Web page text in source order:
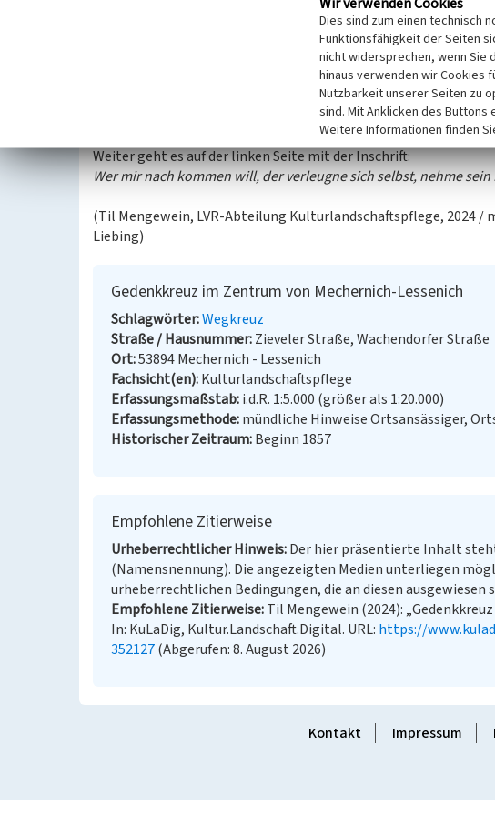
Der Sockel ist mit einem Kruzifix bekrönt, welcher leichte
Das Kreuz besitzt auf der straßenzugewandten Seite eine sehr
Dieses Denkmal der Liebe Christ wurde errichtet von den
milden Gaben aus Lessenich im Jahre 1857.
Auf den beiden Seitenteilen ist ebenfalls eine Inschrift
Gedenke, O Mensch, das Christus, der Gekreuzigte, der Weg die
Weiter geht es auf der linken Seite mit der Inschrift:
Wer mir nach kommen will, der verleugne sich selbst, nehme
(Til Mengewein, LVR-Abteilung Kulturlandschaftspflege, 2024
Liebing)
Gedenkkreuz im Zentrum von Mechernich-Lessenich
Schlagwörter Wegkreuz
Straße / Hausnummer Zieveler Straße, Wachendorfer Straße
Ort 53894 Mechernich - Lessenich
Fachsicht(en) Kulturlandschaftspflege
Erfassungsmaßstab i.d.R. 1:5.000 (größer als 1:20.000)
Erfassungsmethode mündliche Hinweise Ortsansässiger,
Historischer Zeitraum Beginn 1857
Empfohlene Zitierweise
Urheberrechtlicher Hinweis Der hier präsentierte Inhalt
(Namensnennung). Die angezeigten Medien unterliegen
urheberrechtlichen Bedingungen, die an diesen ausgewiesen
Empfohlene Zitierweise Til Mengewein (2024):
In: KuLaDig, Kultur.Landschaft.Digital. URL: https://
352127(Abgerufen: 8. August 2026)
Kontakt Impressum
Dies sind zum einen technisch
Funktionsfähigkeit der Seiten
nicht widersprechen, wenn Sie
hinaus verwenden wir Cookies
Nutzbarkeit unserer Seiten zu
sind. Mit Anklicken des Buttons
Weitere Informationen finden